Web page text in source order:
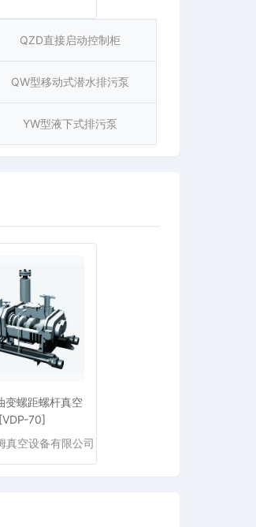
QZD直接启动控制柜
QW型移动式潜水排污泵
YW型液下式排污泵
变螺距螺杆真空
70]
真空设备有限公司